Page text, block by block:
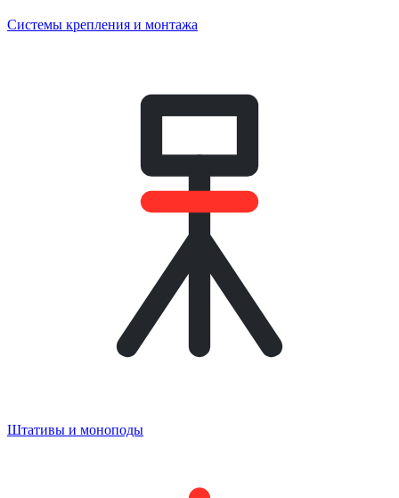
Системы крепления и монтажа
Штативы и моноподы